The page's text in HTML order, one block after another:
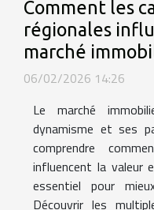
Comment les
régionales
marché
06/02/2026 14:26
Le marché
dynamisme et ses
comprendre
influencent la valeur
essentiel pour
Découvrir les